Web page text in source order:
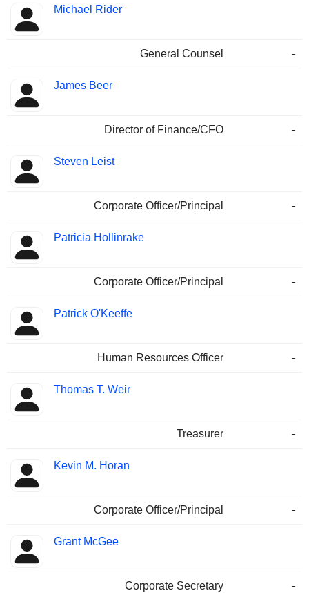
Michael Rider
General Counsel -
James Beer
Director of Finance/CFO -
Steven Leist
Corporate Officer/Principal -
Patricia Hollinrake
Corporate Officer/Principal -
Patrick O'Keeffe
Human Resources Officer -
Thomas T. Weir
Treasurer -
Kevin M. Horan
Corporate Officer/Principal -
Grant McGee
Corporate Secretary -